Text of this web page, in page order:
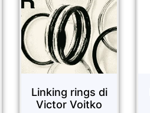
Linking rings di
Victor Voitko